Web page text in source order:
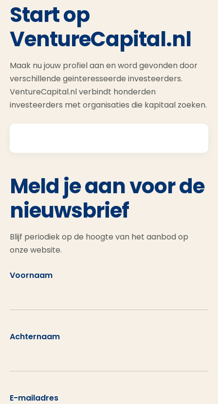
Start op
VentureCapital.nl
Maak nu jouw profiel aan en word gevonden door
verschillende geinteresseerde investeerders.
VentureCapital.nl verbindt honderden
investeerders met organisaties die kapitaal zoeken.
Meld je aan voor de
nieuwsbrief
Blijf periodiek op de hoogte van het aanbod op
onze website.
Voornaam
Achternaam
E-mailadres